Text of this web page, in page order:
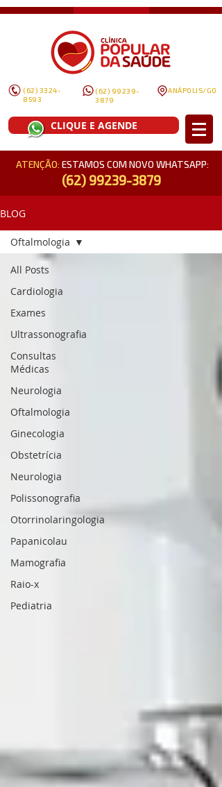
(62) 3324-
8593
ANÁPOLIS/GO
(62) 99239-
3879
CLIQUE E AGENDE
ATENÇÃO: ESTAMOS COM NOVO WHATSAPP:
(62) 99239-3879
BLOG
All Posts
Cardiologia
Exames
Ultrassonografia
Consultas
Médicas
Neurologia
Oftalmologia
Ginecologia
Obstetrícia
Neurologia
Polissonografia
Otorrinolaringologia
Papanicolau
Mamografia
Raio-x
Pediatria
Oftalmologia